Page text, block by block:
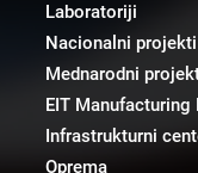
Laboratoriji
Nacionalni projekti
Mednarodni
EIT Manufacturing
Infrastrukturni
Oprema